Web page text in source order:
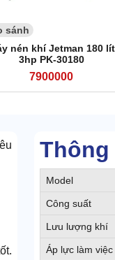
sánh
nén khí Jetman 180 lít
3hp PK-30180
7900000
Model
Công suất
Lưu lượng khí
Áp lực làm việc